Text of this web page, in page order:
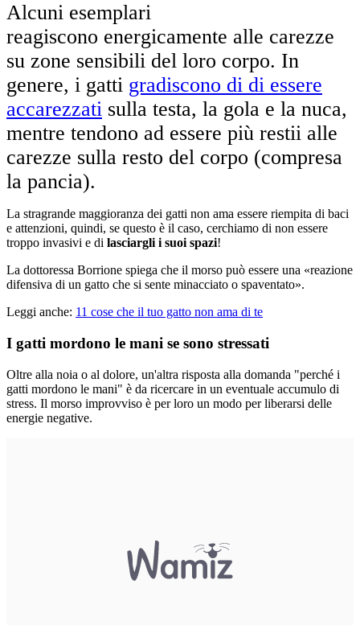
Alcuni esemplari
reagiscono energicamente alle carezze
su zone sensibili del loro corpo. In
genere, i gatti gradiscono di di essere
accarezzati sulla testa, la gola e la nuca,
mentre tendono ad essere più restii alle
carezze sulla resto del corpo (compresa
la pancia).
La stragrande maggioranza dei gatti non ama essere riempita di baci
e attenzioni, quindi, se questo è il caso, cerchiamo di non essere
troppo invasivi e di lasciargli i suoi spazi!
La dottoressa Borrione spiega che il morso può essere una «reazione
difensiva di un gatto che si sente minacciato o spaventato».
Leggi anche: 11 cose che il tuo gatto non ama di te
I gatti mordono le mani se sono stressati
Oltre alla noia o al dolore, un'altra risposta alla domanda "perché i
gatti mordono le mani" è da ricercare in un eventuale accumulo di
stress. Il morso improvviso è per loro un modo per liberarsi delle
energie negative.